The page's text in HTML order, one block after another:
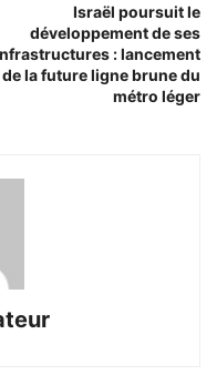
Israël poursuit le
développement de ses
: lancement
de la future ligne brune du
métro léger